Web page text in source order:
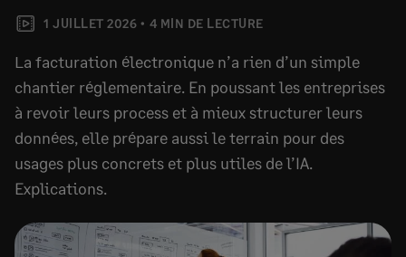
1 JUILLET 2026 4 MIN DE LECTURE
La facturation électronique n’a rien d’un simple
chantier réglementaire. En poussant les entreprises
à revoir leurs process et à mieux structurer leurs
données, elle prépare aussi le terrain pour des
usages plus concrets et plus utiles de l’IA.
Explications.